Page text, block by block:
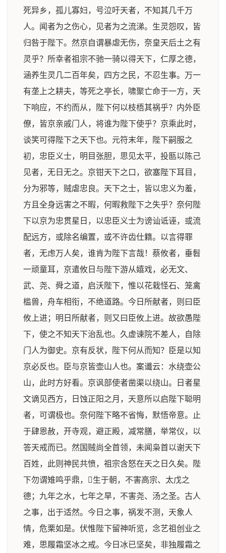
死异乡，孤儿寡妇，号泣吁天者，不知其几千万
人。闻者为之伤心，见者为之流涕。生灵怨叹，皆
归咎于陛下。然京自谓暴虐无伤，奈皇天后土之有
灵乎？所幸者祖宗不驰一骑以得天下，仁厚之德，
涵养生灵几二百年矣，四方之民，不忍生事。万一
有垄上之耕夫，等死之亭长，啸聚亡命于一方，天
下响应，不约而从，陛下何以枝梧其祸乎？内外臣
僚，皆京亲戚门人，将谁为陛下使乎？京乘此时，
谈笑可得陛下之天下也。元符末年，陛下嗣服之
初，忠臣义士，明目张胆，思见太平，投匦以陈己
见者，无日无之。京钳天下之口，欲塞陛下耳目，
分为邪等，贼虐忠良。天下之士，皆以忠义为羞，
方且全身远害之不暇，何暇救陛下之失乎？奈何陛
下以京为忠贯星日，以忠臣义士为谤讪诋诬，或流
配远方，或除名编置，或不许齿仕籍。以言得罪
者，无虑万人矣，谁肯为陛下言哉！蔡攸者，垂髫
一顽童耳，京遣攸日与陛下游从嬉戏，必无文、
武、尧、舜之道，启沃陛下，惟以花栽怪石、笼禽
槛兽，舟车相衔，不绝道路。今日所献者，则曰臣
攸上进；明日所献者，则又曰臣攸上进。故欲愚陛
下，使之不知天下治乱也。久虚谏院不差人，自除
门人为御史。京有反状，陛下何从而知？臣是以知
京必反也。臣与京皆壶山人也。案谶云：水绕壶公
山，此时方好看。京讽部使者凿渠以绕山。日者星
文谪见西方，日蚀正阳之月，天意所以启陛下聪明
者，可谓极也。奈何陛下略不省悔，默悟帝意。止
于肆恩赦，开寺观，避正殿，减常膳，举常仪，以
答天戒而已。然国贼尚全首领，未闻枭首以谢天下
百姓，此则神民共愤，祖宗含怒在天之日久矣。陛
下勿谓雉鸣乎鼎，生于朝，不害高宗、太戊之
德；九年之水，七年之旱，不害尧、汤之圣。古人
之事，出于适然。今日之事，祸发不测，天象人
情，危栗如是。伏惟陛下留神听览，念艺祖创业之
难，思履霜坚冰之戒。今日冰已坚矣，非独履霜之